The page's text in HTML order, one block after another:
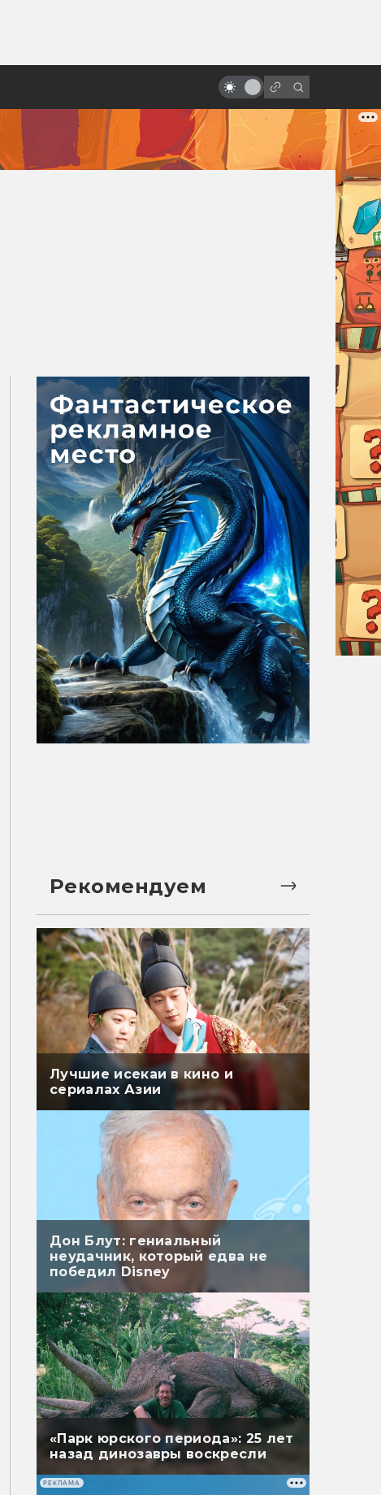
назад динозавры воскресли
Рекомендуем
Лучшие исекаи в кино и
сериалах Азии
Дон Блут: гениальный
неудачник, который едва не
победил Disney
«Парк юрского периода»: 25 лет
назад динозавры воскресли
РЕКЛАМА